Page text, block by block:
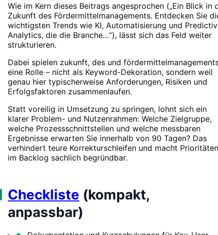
Wie im Kern dieses Beitrags angesprochen („Ein Blick in
Zukunft des Fördermittelmanagements. Entdecken Sie
wichtigsten Trends wie KI, Automatisierung und
Analytics, die die Branche…“), lässt sich das Feld weiter
strukturieren.
Dabei spielen zukunft, des und
eine Rolle – nicht als Keyword-Dekoration, sondern weil
genau hier typischerweise Anforderungen, Risiken und
Erfolgsfaktoren zusammenlaufen.
Statt voreilig in Umsetzung zu springen, lohnt sich ein
klarer Problem- und Nutzenrahmen: Welche Zielgruppe,
welche Prozessschnittstellen und welche messbaren
Ergebnisse erwarten Sie innerhalb von 90 Tagen? Das
verhindert teure Korrekturschleifen und macht Prioritäten
im Backlog sachlich begründbar.
Checkliste (kompakt,
anpassbar)